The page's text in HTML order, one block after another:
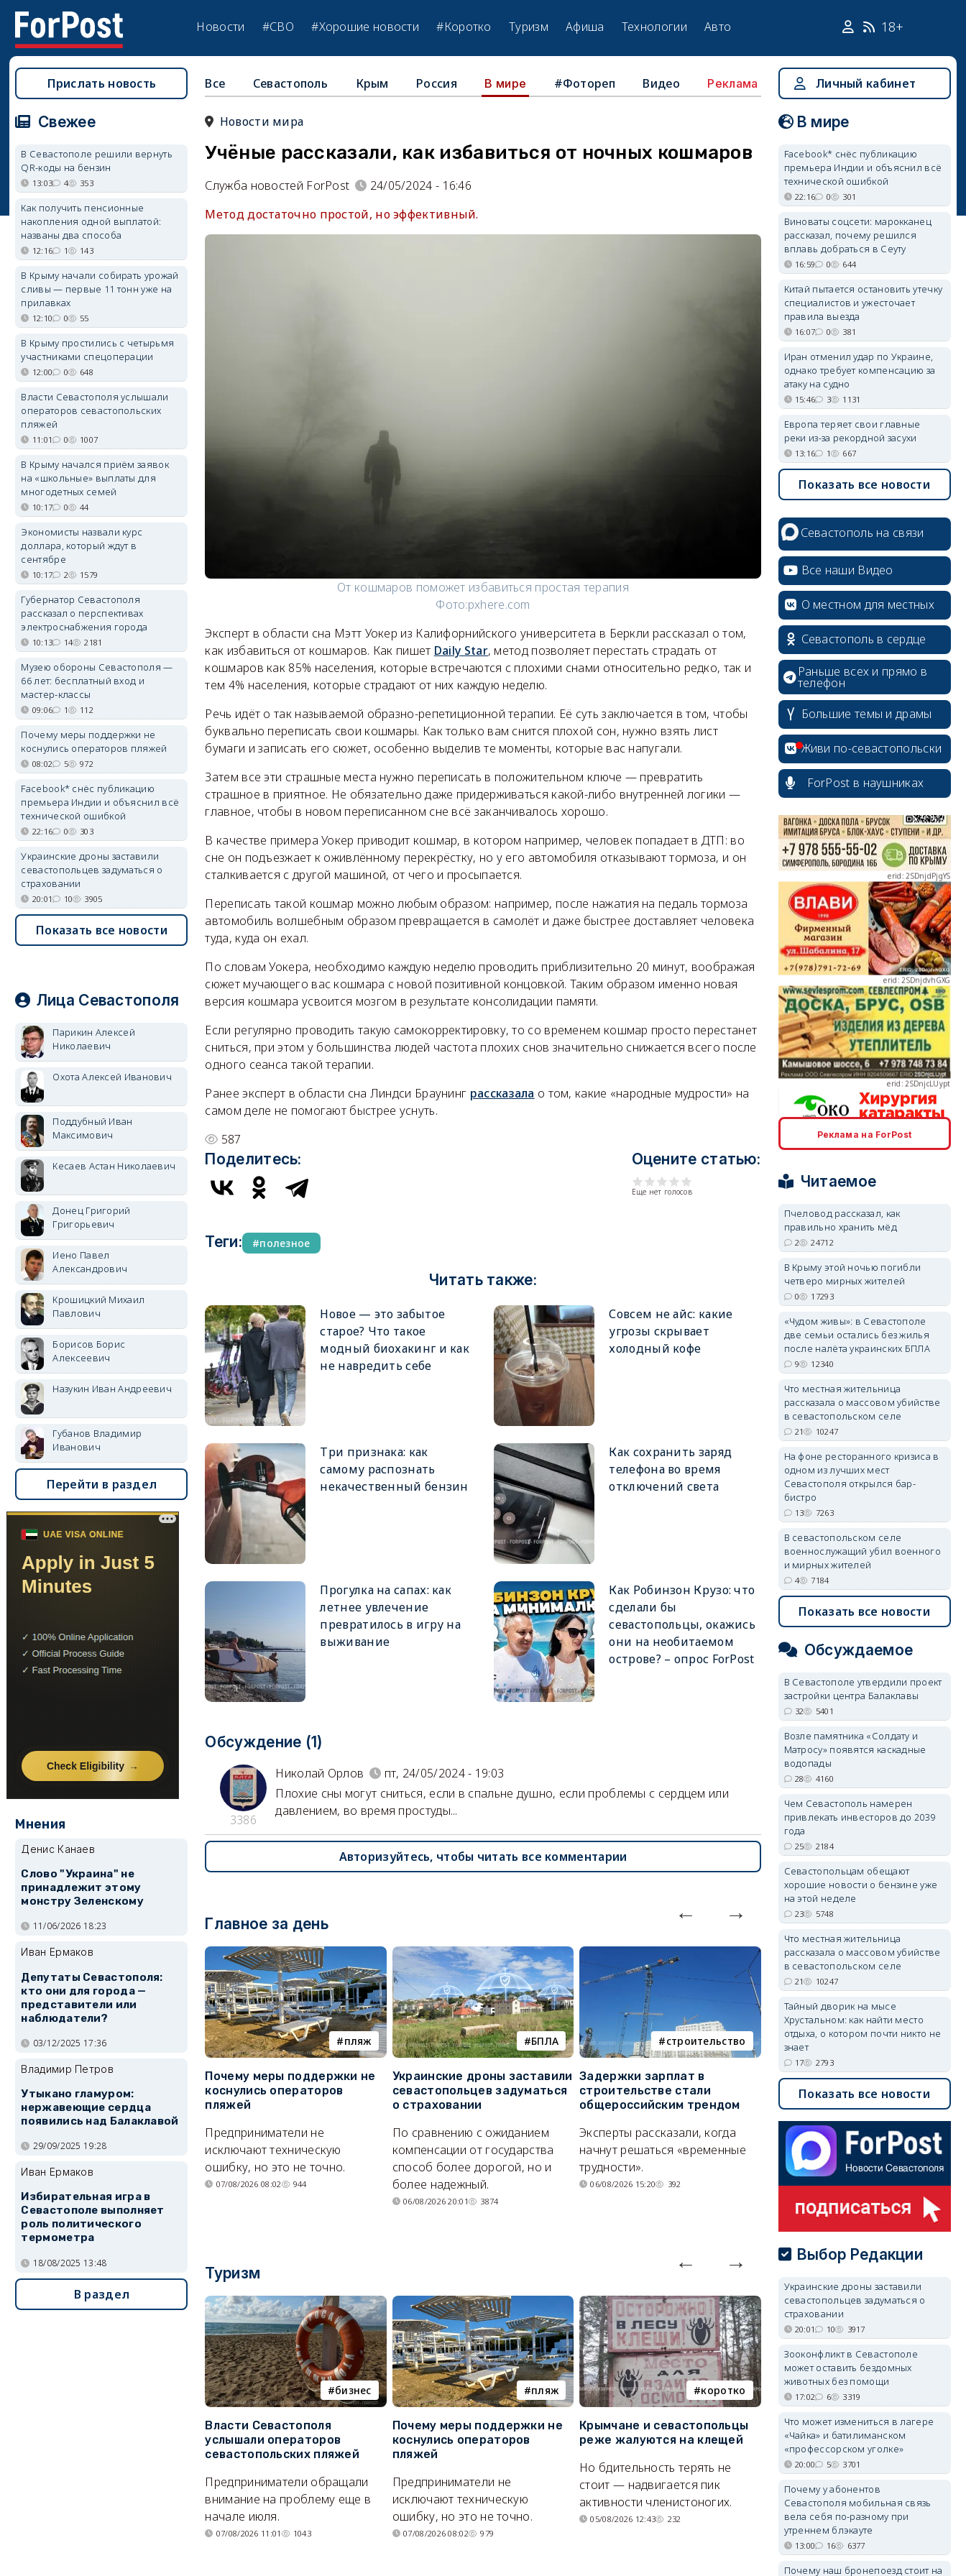
Новости #СВО #Хорошие новости #Коротко Туризм Афиша Технологии Авто 18+
Все Севастополь Крым Россия В мире #Фотореп Видео Реклама
Новости мира
Учёные рассказали, как избавиться от ночных кошмаров
Служба новостей ForPost
24/05/2024 - 16:46
Метод достаточно простой, но эффективный.
От кошмаров поможет избавиться простая терапия
Фото:pxhere.com
Эксперт в области сна Мэтт Уокер из Калифорнийского университета в Беркли рассказал о том,
как избавиться от кошмаров. Как пишет Daily Star, метод позволяет перестать страдать от
кошмаров как 85% населения, которые встречаются с плохими снами относительно редко, так и
тем 4% населения, которые страдают от них каждую неделю.
Речь идёт о так называемой образно-репетиционной терапии. Её суть заключается в том, чтобы
буквально переписать свои кошмары. Как только вам снится плохой сон, нужно взять лист
бумаги и записать его сюжет, особенно выделив те моменты, которые вас напугали.
Затем все эти страшные места нужно переписать в положительном ключе — превратить
страшное в приятное. Не обязательно даже придерживаться какой-либо внутренней логики —
главное, чтобы в новом переписанном сне всё заканчивалось хорошо.
В качестве примера Уокер приводит кошмар, в котором например, человек попадает в ДТП: во
сне он подъезжает к оживлённому перекрёстку, но у его автомобиля отказывают тормоза, и он
сталкивается с другой машиной, от чего и просыпается.
Переписать такой кошмар можно любым образом: например, после нажатия на педаль тормоза
автомобиль волшебным образом превращается в самолёт и даже быстрее доставляет человека
туда, куда он ехал.
По словам Уокера, необходимо каждую неделю проводить приблизительно 20 минут, воображая
сюжет мучающего вас кошмара с новой позитивной концовкой. Таким образом именно новая
версия кошмара усвоится мозгом в результате консолидации памяти.
Если регулярно проводить такую самокорректировку, то со временем кошмар просто перестанет
сниться, при этом у большинства людей частота плохих снов значительно снижается всего после
одного сеанса такой терапии.
Ранее эксперт в области сна Линдси Браунинг рассказала о том, какие «народные мудрости» на
самом деле не помогают быстрее уснуть.
587
Поделитесь: Оцените статью:
Еще нет голосов
Теги: полезное
Читать также:
Новое — это забытое
старое? Что такое
модный биохакинг и как
не навредить себе
Совсем не айс: какие
угрозы скрывает
холодный кофе
Три признака: как
самому распознать
некачественный бензин
Как сохранить заряд
телефона во время
отключений света
Прогулка на сапах: как
летнее увлечение
превратилось в игру на
выживание
Как Робинзон Крузо: что
сделали бы
севастопольцы, окажись
они на необитаемом
острове? – опрос ForPost
Обсуждение (1)
3386
Николай Орлов
пт, 24/05/2024 - 19:03
Плохие сны могут сниться, если в спальне душно, если проблемы с сердцем или
давлением, во время простуды...
Авторизуйтесь, чтобы читать все комментарии
Главное за день
пляж
Почему меры поддержки не
коснулись операторов
пляжей
Предприниматели не
исключают техническую
ошибку, но это не точно.
07/08/2026 08:02 944
БПЛА
Украинские дроны заставили
севастопольцев задуматься
о страховании
По сравнению с ожиданием
компенсации от государства
способ более дорогой, но и
более надежный.
06/08/2026 20:01 3874
строительство
Задержки зарплат в
строительстве стали
общероссийским трендом
Эксперты рассказали, когда
начнут решаться «временные
трудности».
06/08/2026 15:20 392
фотореп
Тайный дворик на мысе
Хрустальном: как найти
место отдыха, о котором
почти никто не знает
Под стенами Галереи искусств
прячутся руины храма,
гравийный сад и семейные
качели.
06/08/2026 15:00 2778
Туризм
бизнес
Власти Севастополя
услышали операторов
севастопольских пляжей
Предприниматели обращали
внимание на проблему еще в
начале июля.
07/08/2026 11:01 1043
пляж
Почему меры поддержки не
коснулись операторов
пляжей
Предприниматели не
исключают техническую
ошибку, но это не точно.
07/08/2026 08:02 979
коротко
Крымчане и севастопольцы
реже жалуются на клещей
Но бдительность терять не
стоит — надвигается пик
активности членистоногих.
05/08/2026 12:43 232
Балаклава
В Севастополе утвердили
проект застройки центра
Балаклавы
Там появится туристический
квартал с отелями и
парковками.
05/08/2026 08:01 5400
Прислать новость
Свежее
В Севастополе решили вернуть
QR-коды на бензин
13:03 4 353
Как получить пенсионные
накопления одной выплатой:
названы два способа
12:16 1 143
В Крыму начали собирать урожай
сливы — первые 11 тонн уже на
прилавках
12:10 0 55
В Крыму простились с четырьмя
участниками спецоперации
12:00 0 648
Власти Севастополя услышали
операторов севастопольских
пляжей
11:01 0 1007
В Крыму начался приём заявок
на «школьные» выплаты для
многодетных семей
10:17 0 44
Экономисты назвали курс
доллара, который ждут в
сентябре
10:17 2 1579
Губернатор Севастополя
рассказал о перспективах
электроснабжения города
10:13 14 2181
Музею обороны Севастополя —
66 лет: бесплатный вход и
мастер-классы
09:06 1 112
Почему меры поддержки не
коснулись операторов пляжей
08:02 5 972
Facebook* снёс публикацию
премьера Индии и объяснил всё
технической ошибкой
22:16 0 303
Украинские дроны заставили
севастопольцев задуматься о
страховании
20:01 10 3905
Показать все новости
Лица Севастополя
Парикин Алексей
Николаевич
Охота Алексей Иванович
Поддубный Иван
Максимович
Кесаев Астан Николаевич
Донец Григорий
Григорьевич
Иено Павел
Александрович
Крошицкий Михаил
Павлович
Борисов Борис
Алексеевич
Назукин Иван Андреевич
Губанов Владимир
Иванович
Перейти в раздел
Мнения
Денис Канаев
Слово "Украина" не
принадлежит этому
монстру Зеленскому
11/06/2026 18:23
Иван Ермаков
Депутаты Севастополя:
кто они для города —
представители или
наблюдатели?
03/12/2025 17:36
Владимир Петров
Утыкано гламуром:
нержавеющие сердца
появились над Балаклавой
29/09/2025 19:28
Иван Ермаков
Избирательная игра в
Севастополе выполняет
роль политического
термометра
18/08/2025 13:48
В раздел
Личный кабинет
В мире
Facebook* снёс публикацию
премьера Индии и объяснил всё
технической ошибкой
22:16 0 301
Виноваты соцсети: марокканец
рассказал, почему решился
вплавь добраться в Сеуту
16:59 0 644
Китай пытается остановить утечку
специалистов и ужесточает
правила выезда
16:07 0 381
Иран отменил удар по Украине,
однако требует компенсацию за
атаку на судно
15:46 3 1131
Европа теряет свои главные
реки из-за рекордной засухи
13:16 1 667
Показать все новости
Севастополь на связи
Все наши Видео
О местном для местных
Севастополь в сердце
Раньше всех и прямо в
телефон
Большие темы и драмы
Живи по-севастопольски
ForPost в наушниках
erid: 2SDnjcrDNw6
erid: 2SDnjdPjgYS
erid: 2SDnjdvhGXG
erid: 2SDnjcLUypt
erid: 2SDnjdvhGXG
Реклама на ForPost
Читаемое
Пчеловод рассказал, как
правильно хранить мёд
2 24712
В Крыму этой ночью погибли
четверо мирных жителей
0 17293
«Чудом живы»: в Севастополе
две семьи остались без жилья
после налёта украинских БПЛА
9 12340
Что местная жительница
рассказала о массовом убийстве
в севастопольском селе
21 10247
На фоне ресторанного кризиса в
одном из лучших мест
Севастополя открылся бар-
бистро
13 7263
В севастопольском селе
военнослужащий убил военного
и мирных жителей
4 7184
Показать все новости
Обсуждаемое
В Севастополе утвердили проект
застройки центра Балаклавы
32 5401
Возле памятника «Солдату и
Матросу» появятся каскадные
водопады
28 4160
Чем Севастополь намерен
привлекать инвесторов до 2039
года
25 2184
Севастопольцам обещают
хорошие новости о бензине уже
на этой неделе
23 5748
Что местная жительница
рассказала о массовом убийстве
в севастопольском селе
21 10247
Тайный дворик на мысе
Хрустальном: как найти место
отдыха, о котором почти никто не
знает
17 2793
Показать все новости
Выбор Редакции
Украинские дроны заставили
севастопольцев задуматься о
страховании
20:01 10 3917
Зооконфликт в Севастополе
может оставить бездомных
животных без помощи
17:02 6 3319
Что может измениться в лагере
«Чайка» и батилиманском
«профессорском уголке»
20:00 5 3701
Почему у абонентов
Севастополя мобильная связь
вела себя по-разному при
утреннем блэкауте
13:00 16 6377
Почему наш бронепоезд стоит на